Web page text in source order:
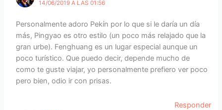
14/06/2019 A LAS 01:56
Personalmente adoro Pekín por lo que si le daría un día
más, Pingyao es otro estilo (un poco más relajado que la
gran urbe). Fenghuang es un lugar especial aunque un
poco turístico. Que puedo decir, depende mucho de
como te guste viajar, yo personalmente prefiero ver poco
pero bien, odio ir con prisas.
Responder